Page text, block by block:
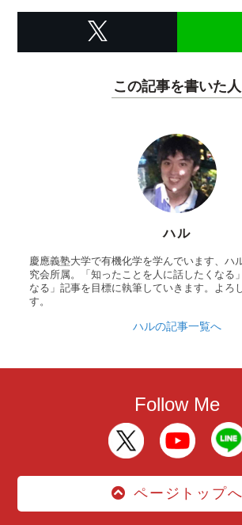
この記事を書いた人
ハル
慶應義塾大学で有機化学を学んでいます、ハ
究会所属。「知ったことを人に話したくなる
なる」記事を目標に執筆していきます。よろ
す。
ハルの記事一覧へ
Follow Me
ページトップへ